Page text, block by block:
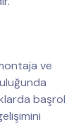
ve
başrol